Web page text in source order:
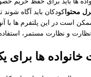
محتواکودکان باید آگاه
است در این پلتفرم ها با
ها برای